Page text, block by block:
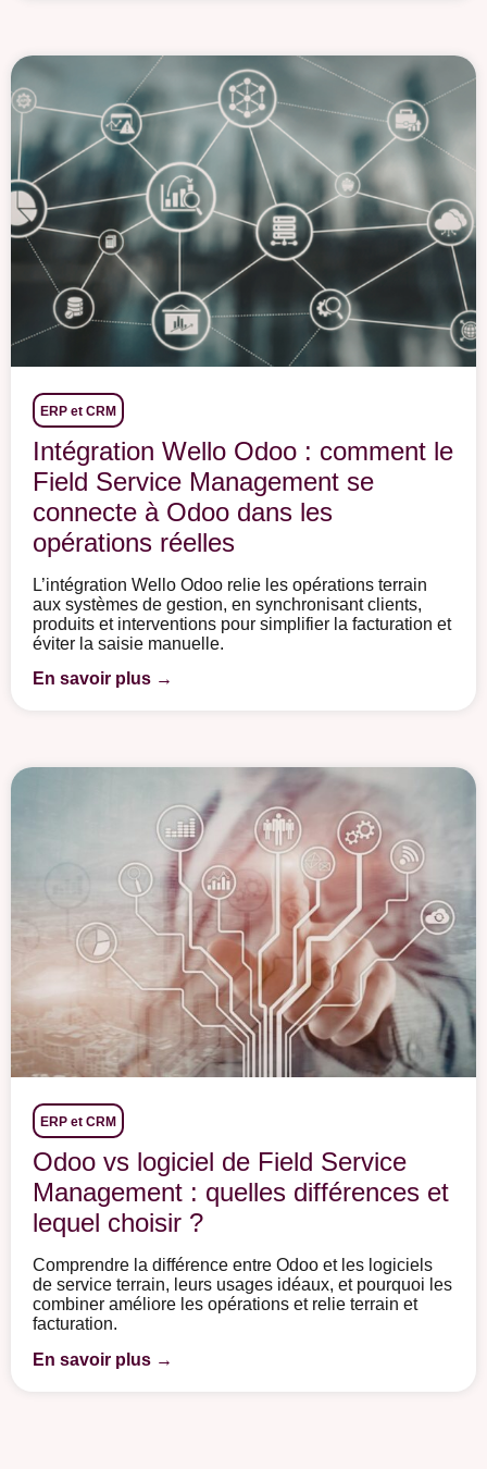
ERP et CRM
Intégration Wello Odoo : comment le
Field Service Management se
connecte à Odoo dans les
opérations réelles
L’intégration Wello Odoo relie les opérations terrain
aux systèmes de gestion, en synchronisant clients,
produits et interventions pour simplifier la facturation et
éviter la saisie manuelle.
En savoir plus →
ERP et CRM
Odoo vs logiciel de Field Service
Management : quelles différences et
lequel choisir ?
Comprendre la différence entre Odoo et les logiciels
de service terrain, leurs usages idéaux, et pourquoi les
combiner améliore les opérations et relie terrain et
facturation.
En savoir plus →